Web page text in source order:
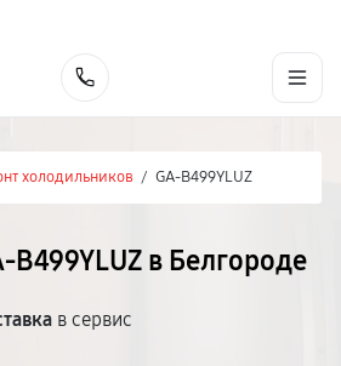
холодильников / GA-B499YLUZ
B499YLUZ в Белгороде
в сервис